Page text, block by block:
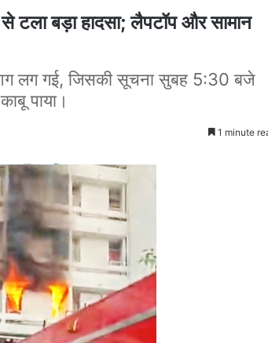
बड़ा हादसा; लैपटॉप और सामान
आग लग गई, जिसकी सूचना सुबह 5:30 बजे
पाया।
1 minute